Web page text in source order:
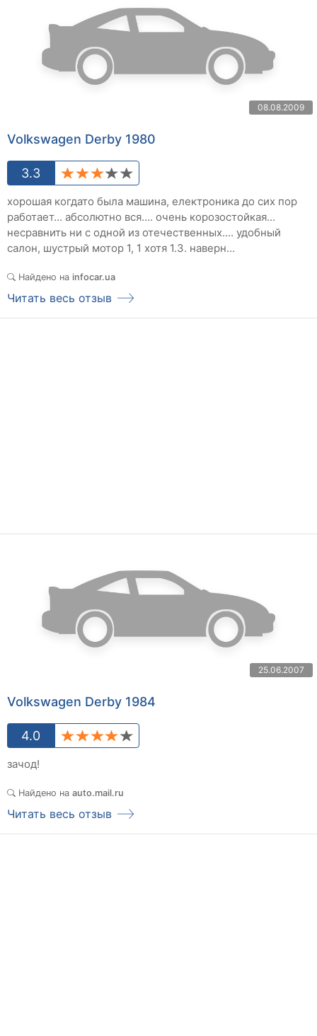
08.08.2009
Volkswagen Derby 1980
3.3
хорошая когдато была машина, електроника до сих пор
работает... абсолютно вся.... очень корозостойкая...
несравнить ни с одной из отечественных.... удобный
салон, шустрый мотор 1, 1 хотя 1.3. наверн...
Найдено на infocar.ua
Читать весь отзыв
25.06.2007
Volkswagen Derby 1984
4.0
зачод!
Найдено на auto.mail.ru
Читать весь отзыв